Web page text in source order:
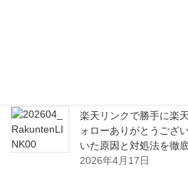
楽天リンクで勝手に楽
ォローありがとうござ
いた原因と対処法を徹
2026年4月17日